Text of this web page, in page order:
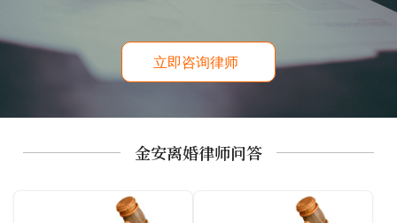
立即咨询律师
金安离婚律师问答